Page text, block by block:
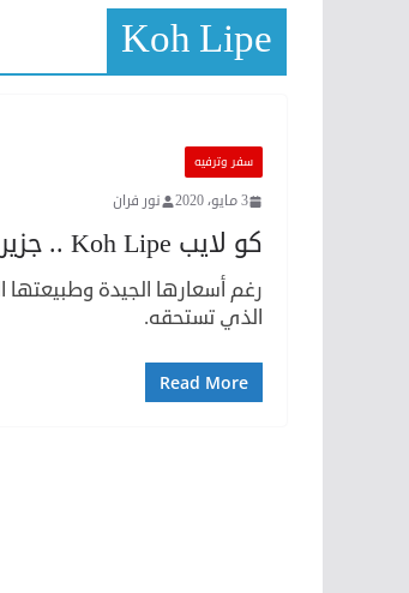
Koh Lipe
سفر وترفيه
3 مايو، 2020 نور فران
كو لايب Koh Lipe .. جزيرة مهدور حقها في جنوب تايلاند
الذي تستحقه.
Read More